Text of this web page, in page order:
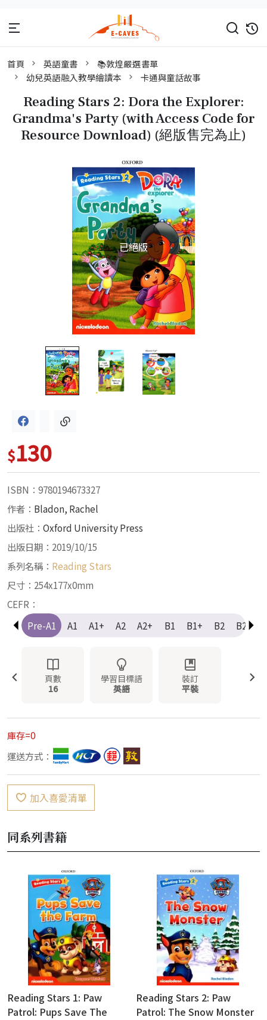
首頁 英語童書
📚敦煌嚴選書單
幼兒英語融入教學繪讀本
卡通與童話故事
Reading Stars 2: Dora the Explorer:
Grandma's Party (with Access Code for
Resource Download) (絕版售完為止)
已絕版
$130
ISBN：9780194673327
作者： Bladon, Rachel
出版社： Oxford University Press
出版日期：2019/10/15
系列名稱： Reading Stars
尺寸：254x177x0mm
CEFR：
Pre-A1
A1 A1+ A2 A2+ B1 B1+ B2 B2+
頁數
16
學習目標語
英語
裝訂
平裝
庫存=0
運送方式：
加入喜愛清單
同系列書籍
Reading Stars 1: Paw
Patrol: Pups Save The
Reading Stars 2: Paw
Patrol: The Snow Monster